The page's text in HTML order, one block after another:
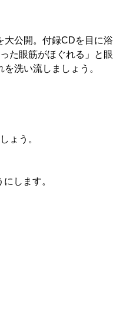
大公開。付録CDを目に浴
た眼筋がほぐれる」と眼
洗い流しましょう。
ょう。
します。